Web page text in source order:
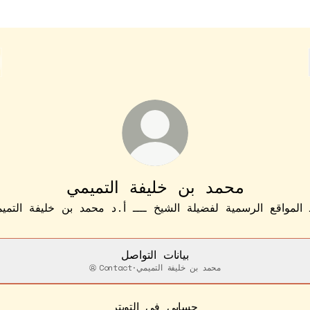
محمد بن خليفة التميمي
المواقع الرسمية لفضيلة الشيخ ــــ أ.د محمد بن خليفة
بيانات التواصل
Contact·محمد بن خليفة التميمي
حسابي في التويتر